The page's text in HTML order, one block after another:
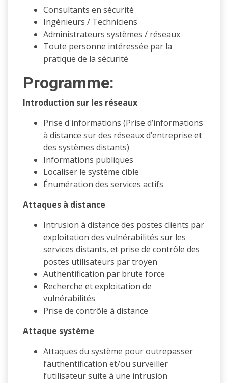
Consultants en sécurité
Ingénieurs / Techniciens
Administrateurs systèmes / réseaux
Toute personne intéressée par la
pratique de la sécurité
Programme:
Introduction sur les réseaux
Prise d'informations (Prise d’informations
à distance sur des réseaux d’entreprise et
des systèmes distants)
Informations publiques
Localiser le système cible
Énumération des services actifs
Attaques à distance
Intrusion à distance des postes clients par
exploitation des vulnérabilités sur les
services distants, et prise de contrôle des
postes utilisateurs par troyen
Authentification par brute force
Recherche et exploitation de
vulnérabilités
Prise de contrôle à distance
Attaque système
Attaques du système pour outrepasser
l’authentification et/ou surveiller
l’utilisateur suite à une intrusion